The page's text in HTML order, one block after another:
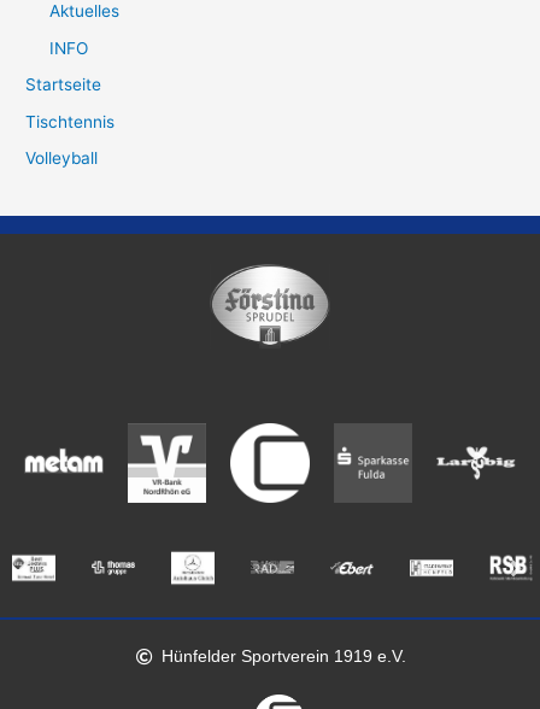
Aktuelles
INFO
Startseite
Tischtennis
Volleyball
Hünfelder Sportverein 1919 e.V.